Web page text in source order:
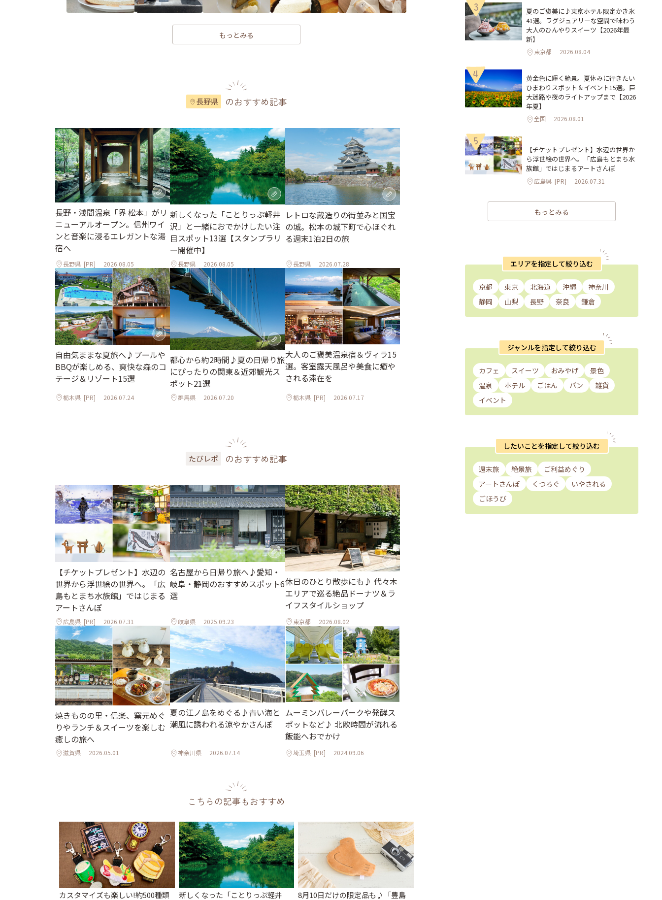
もっとみる
長野県 のおすすめ記事
長野・浅間温泉「界 松本」がリ
ニューアルオープン。信州ワイ
ンと音楽に浸るエレガントな湯
宿へ
長野県 [PR] 2026.08.05
新しくなった「ことりっぷ軽井
沢」と一緒におでかけしたい注
目スポット13選【スタンプラリ
ー開催中】
長野県 2026.08.05
レトロな蔵造りの街並みと国宝
の城。松本の城下町で心ほぐれ
る週末1泊2日の旅
長野県 2026.07.28
自由気ままな夏旅へ♪プールや
BBQが楽しめる、爽快な森のコ
テージ＆リゾート15選
栃木県 [PR] 2026.07.24
都心から約2時間♪夏の日帰り旅
にぴったりの関東＆近郊観光ス
ポット21選
群馬県 2026.07.20
大人のご褒美温泉宿＆ヴィラ15
選。客室露天風呂や美食に癒や
される滞在を
栃木県[PR] 2026.07.17
たびレポ のおすすめ記事
【チケットプレゼント】水辺の
世界から浮世絵の世界へ。「広
島もとまち水族館」ではじまる
アートさんぽ
広島県 [PR] 2026.07.31
名古屋から日帰り旅へ♪愛知・
岐阜・静岡のおすすめスポット6
選
岐阜県 2025.09.23
休日のひとり散歩にも♪ 代々木
エリアで巡る絶品ドーナツ＆ラ
イフスタイルショップ
東京都 2026.08.02
焼きものの里・信楽、窯元めぐ
りやランチ＆スイーツを楽しむ
癒しの旅へ
滋賀県 2026.05.01
夏の江ノ島をめぐる♪青い海と
潮風に誘われる涼やかさんぽ
神奈川県 2026.07.14
ムーミンバレーパークや発酵ス
ポットなど♪ 北欧時間が流れる
飯能へおでかけ
埼玉県[PR] 2024.09.06
こちらの記事もおすすめ
カスタマイズも楽しい!約500種類
新しくなった「ことりっぷ軽井
8月10日だけの限定品も♪「豊島
3
夏のご褒美に♪東京ホテル限定かき氷
41選。ラグジュアリーな空間で味わう
大人のひんやりスイーツ【2026年最
新】
東京都 2026.08.04
4
黄金色に輝く絶景。夏休みに行きたい
ひまわりスポット＆イベント15選。巨
大迷路や夜のライトアップまで【2026
年夏】
全国 2026.08.01
5
【チケットプレゼント】水辺の世界か
ら浮世絵の世界へ。「広島もとまち水
族館」ではじまるアートさんぽ
広島県 [PR] 2026.07.31
もっとみる
エリアを指定して絞り込む
京都 東京 北海道 沖縄
神奈川
静岡
山梨 長野 奈良 鎌倉
ジャンルを指定して絞り込む
カフェ スイーツ おみやげ
景色
温泉
ホテル ごはん パン
雑貨
イベント
したいことを指定して絞り込む
週末旅 絶景旅
ご利益めぐり
アートさんぽ
くつろぐ
いやされる
ごほうび